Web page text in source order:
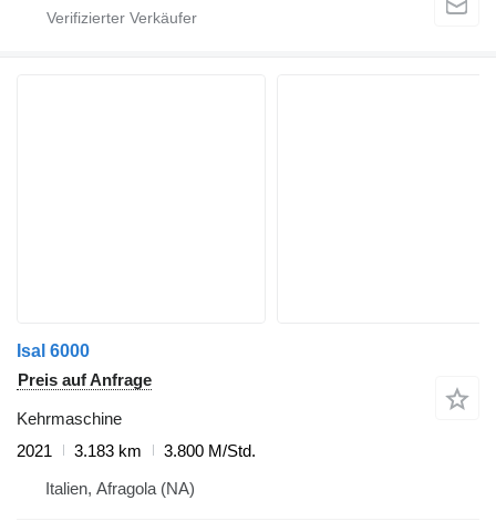
Isal 6000
Preis auf Anfrage
Kehrmaschine
2021
3.183 km
3.800 M/Std.
Italien, Afragola (NA)